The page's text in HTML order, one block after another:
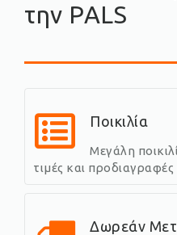
την PALS
Ποικιλία
Μεγάλη
τιμές και
Δωρεάν